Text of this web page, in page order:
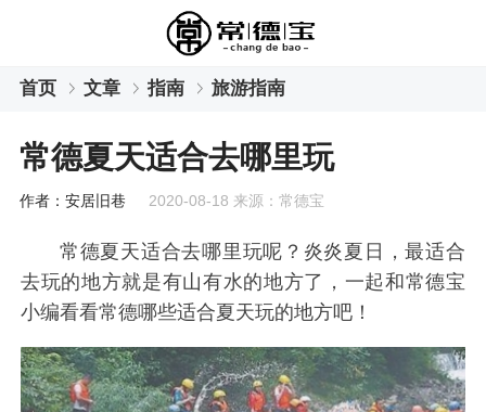
首页 文章 指南 旅游指南
常德夏天适合去哪里玩
作者：安居旧巷 2020-08-18 来源：常德宝
常德夏天适合去哪里玩呢？炎炎夏日，最适合
去玩的地方就是有山有水的地方了，一起和常德宝
小编看看常德哪些适合夏天玩的地方吧！